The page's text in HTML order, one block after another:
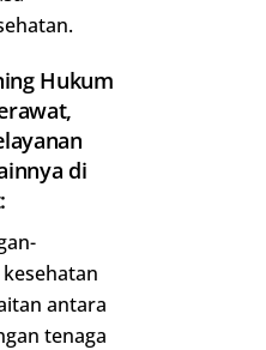
Hukum
di
antara
tenaga